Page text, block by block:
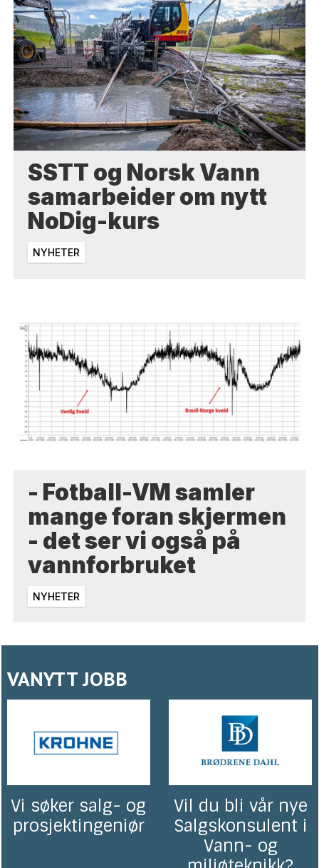
SSTT og Norsk Vann
samarbeider om nytt
NoDig-kurs
NYHETER
- Fotball-VM samler
mange foran skjermen
- det ser vi også på
vannforbruket
NYHETER
VANYTT JOBB
Vi søker salg- og
prosjektingeniør
Vil du bli vår nye
Salgskonsulent i
Vann- og